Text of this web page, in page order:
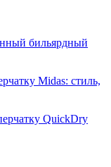
бильярдный
Midas: стиль,
QuickDry